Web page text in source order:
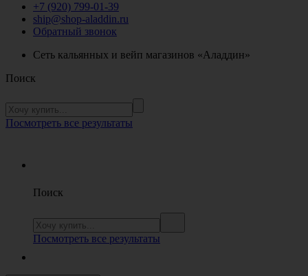
+7 (920) 799-01-39
ship@shop-aladdin.ru
Обратный звонок
Сеть кальянных и вейп магазинов «Аладдин»
Поиск
Посмотреть все результаты
Поиск
Посмотреть все результаты